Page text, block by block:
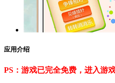
应用介绍
PS：游戏已完全免费，进入游